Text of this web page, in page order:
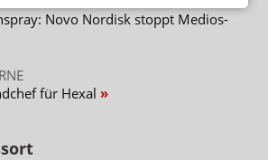
Novo Nordisk stoppt Medios-
für Hexal